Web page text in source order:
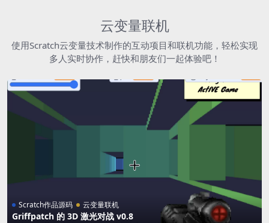
云变量联机
使用Scratch云变量技术制作的互动项目和联机功能，轻松实现
多人实时协作，赶快和朋友们一起体验吧！
Scratch作品源码 云变量联机
Griffpatch 的 3D 激光对战 v0.8